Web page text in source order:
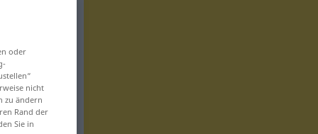
oder
nicht
zu ändern
Rand der
Sie in